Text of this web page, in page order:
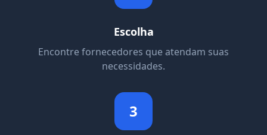
Escolha
Encontre fornecedores que atendam suas
necessidades.
3